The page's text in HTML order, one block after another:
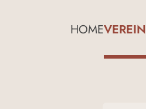
HOMEVEREIN